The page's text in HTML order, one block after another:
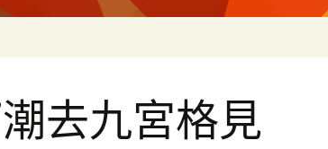
去九宮格見